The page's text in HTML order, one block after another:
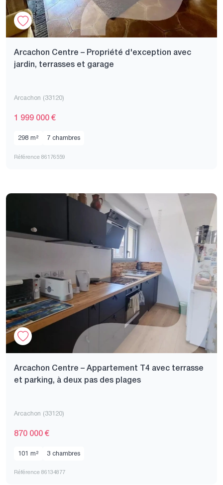
Arcachon Centre – Propriété d'exception avec
jardin, terrasses et garage
Arcachon (33120)
1 999 000 €
298 m² 7 chambres
Référence 86176559
Arcachon Centre – Appartement T4 avec terrasse
et parking, à deux pas des plages
Arcachon (33120)
870 000 €
101 m² 3 chambres
Référence 86134877